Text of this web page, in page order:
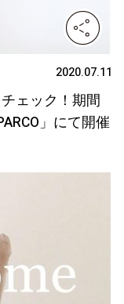
2020.07.11
チェック！期間
」にて開催